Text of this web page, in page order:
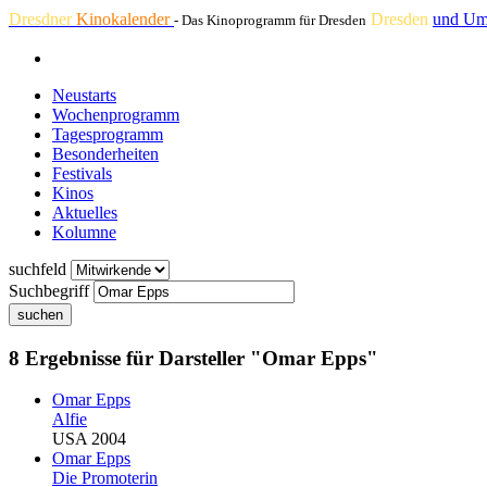
DresdnerKinokalender - Das Kinoprogramm für Dresden Dresden und
Neustarts
Wochenprogramm
Tagesprogramm
Besonderheiten
Festivals
Kinos
Aktuelles
Kolumne
suchfeld
Suchbegriff
suchen
8 Ergebnisse für Darsteller "Omar Epps"
Omar Epps
Alfie
USA 2004
Omar Epps
Die Promoterin